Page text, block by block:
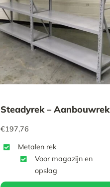
Steadyrek – Aanbouwrek
€197,76
Metalen rek
Voor magazijn en
opslag